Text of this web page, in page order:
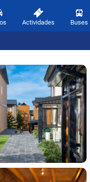
Actividades Buses